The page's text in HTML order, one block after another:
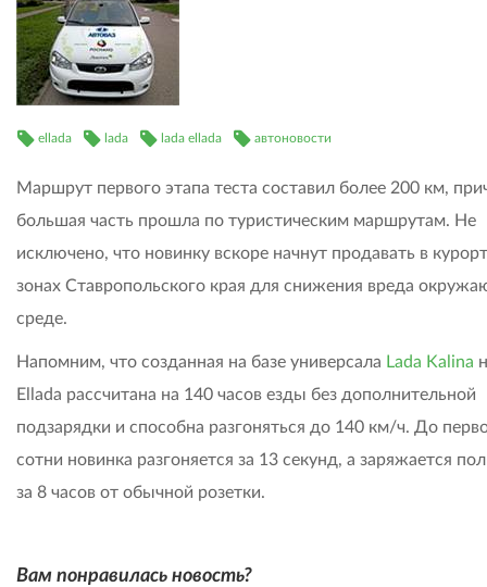
ellada lada lada ellada автоновости
Маршрут первого этапа теста составил более 200 км,
большая часть прошла по туристическим маршрутам. Не
исключено, что новинку вскоре начнут продавать в
зонах Ставропольского края для снижения вреда
среде.
Напомним, что созданная на базе универсала Lada Kalina
Ellada рассчитана на 140 часов езды без дополнительной
подзарядки и способна разгоняться до 140 км/ч. До
сотни новинка разгоняется за 13 секунд, а заряжается
за 8 часов от обычной розетки.
Вам понравилась новость?